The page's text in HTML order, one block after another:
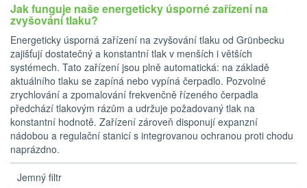
Jak funguje naše energeticky úsporné zařízení na
zvyšování tlaku?
Energeticky úsporná zařízení na zvyšování tlaku od Grünbecku
zajišťují dostatečný a konstantní tlak v menších i větších
systémech. Tato zařízení jsou plně automatická: na základě
aktuálního tlaku se zapíná nebo vypíná čerpadlo. Pozvolné
zrychlování a zpomalování frekvenčně řízeného čerpadla
předchází tlakovým rázům a udržuje požadovaný tlak na
konstantní hodnotě. Zařízení zároveň disponují expanzní
nádobou a regulační stanicí s integrovanou ochranou proti chodu
naprázdno.
Jemný filtr